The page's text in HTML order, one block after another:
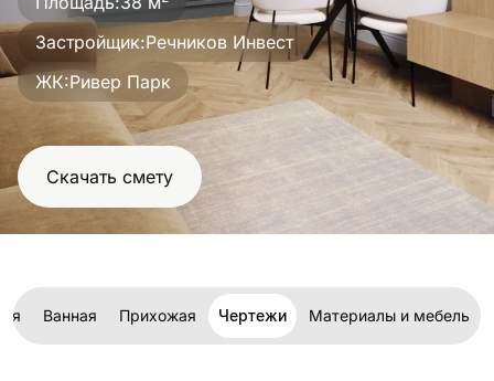
проект
Застройщик:Речников Инвест
ЖК:Ривер Парк
Скачать смету
Ванная Прихожая Чертежи Материалы и мебель